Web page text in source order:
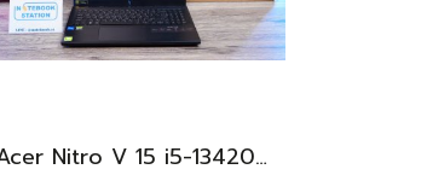
Acer Nitro V 15 i5-13420H Ram16 RTX2050(4GB) SSD512GB จอ15.6นิ้ว FHD 144Hz เกมมิ่งรุ่นใหม่ ดีไซน์ฝาหลังสุดเท่ มีประกันศูนย์2027 เครื่องพร้อมใช้งาน ราคาสุดคุ้มเพียง 17,990.-